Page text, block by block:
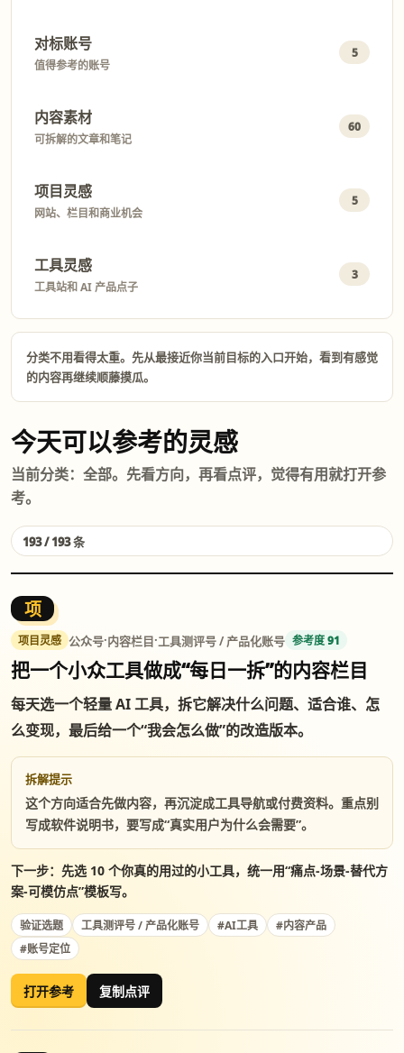
对标账号
值得参考的账号
5
内容素材
可拆解的文章和笔记
60
项目灵感
网站、栏目和商业机会
5
工具灵感
工具站和 AI 产品点子
3
分类不用看得太重。先从最接近你当前目标的入口开始，看到有感觉
的内容再继续顺藤摸瓜。
今天可以参考的灵感
当前分类：全部。先看方向，再看点评，觉得有用就打开参
考。
193 / 193 条
项
项目灵感 公众号·内容栏目·工具测评号 / 产品化账号 参考度 91
把一个小众工具做成“每日一拆”的内容栏目
每天选一个轻量 AI 工具，拆它解决什么问题、适合谁、怎
么变现，最后给一个“我会怎么做”的改造版本。
拆解提示
这个方向适合先做内容，再沉淀成工具导航或付费资料。重点别
写成软件说明书，要写成“真实用户为什么会需要”。
下一步：先选 10 个你真的用过的小工具，统一用“痛点-场景-替代方
案-可模仿点”模板写。
验证选题 工具测评号 / 产品化账号 #AI工具
#内容产品
#账号定位
打开参考 复制点评